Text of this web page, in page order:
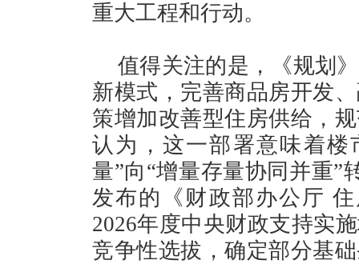
重大工程和行动。
值得关注的是，《规划
新模式，完善商品房开发
策增加改善型住房供给，
认为，这一部署意味着
量”向“增量存量协同并重”
发布的《财政部办公厅
2026年度中央财政支持实
竞争性选拔，确定部分基